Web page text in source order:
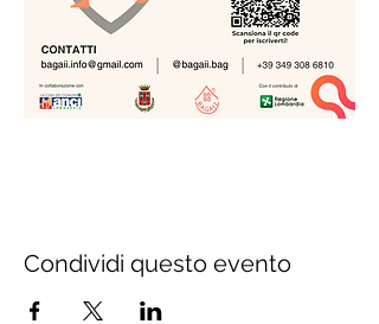
Condividi questo evento